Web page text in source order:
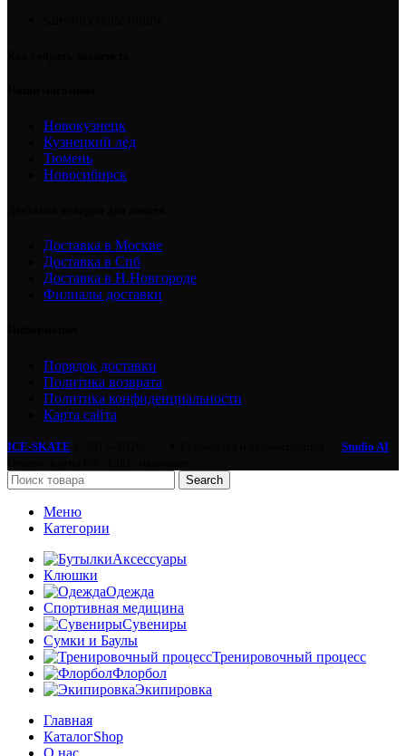
Новокузнецк
Кузнецкий лёд
Тюмень
Новосибирск
Доставка в Москве
Доставка в Спб
Доставка в Н.Новгороде
Филиалы доставки
Порядок доставки
Политика возврата
Политика конфиденциальности
Карта сайта
ICE-SKATE
Studio AI
Search
Меню
Категории
Аксессуары
Клюшки
Одежда
Спортивная медицина
Сувениры
Сумки и Баулы
Тренировочный процесс
Флорбол
Экипировка
Главная
КаталогShop
О нас